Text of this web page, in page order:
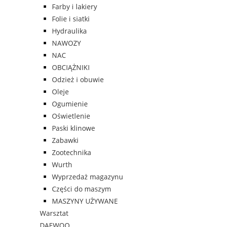
Farby i lakiery
Folie i siatki
Hydraulika
NAWOZY
NAC
OBCIĄŻNIKI
Odzież i obuwie
Oleje
Ogumienie
Oświetlenie
Paski klinowe
Zabawki
Zootechnika
Wurth
Wyprzedaż magazynu
Części do maszym
MASZYNY UŻYWANE
Warsztat